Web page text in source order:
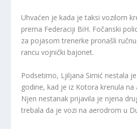
Uhvaćen je kada je taksi vozilom
prema Federaciji BiH. Fočanski
za pojasom trenerke pronašli
rancu vojnički bajonet.
Podsetimo, Ljiljana Simić nestala
godine, kad je iz Kotora krenula na
Njen nestanak prijavila je njena
trebala da je vozi na aerodrom u